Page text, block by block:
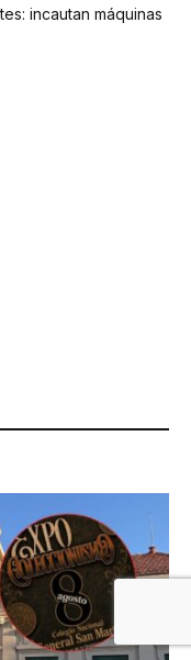
incautan máquinas